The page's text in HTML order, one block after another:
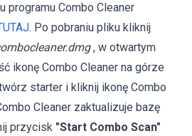
programu Combo Cleaner
. Po pobraniu pliku kliknij
, w otwartym
ikonę Combo Cleaner na górze
starter i kliknij ikonę Combo
Cleaner zaktualizuje bazę
przycisk "Start Combo Scan"